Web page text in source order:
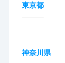
東京都
神奈川県